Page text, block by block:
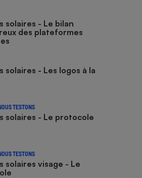
solaires - Le bilan
des plateformes
solaires - Les logos à la
TESTONS
solaires - Le protocole
TESTONS
solaires visage - Le